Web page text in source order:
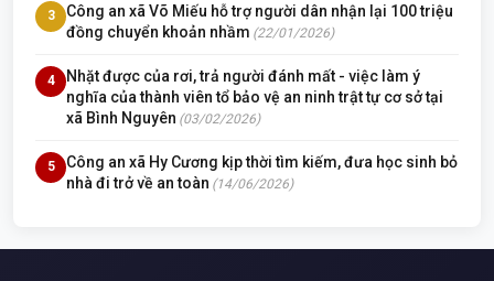
3
Công an xã Võ Miếu hỗ trợ người dân nhận lại 100 triệu
đồng chuyển khoản nhầm (22/01/2026)
4
Nhặt được của rơi, trả người đánh mất - việc làm ý
nghĩa của thành viên tổ bảo vệ an ninh trật tự cơ sở tại
xã Bình Nguyên (03/02/2026)
5
Công an xã Hy Cương kịp thời tìm kiếm, đưa học sinh bỏ
nhà đi trở về an toàn (14/06/2026)